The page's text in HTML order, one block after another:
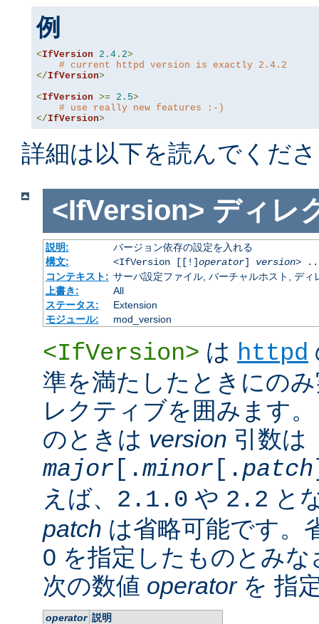
例
<IfVersion 2.4 . 2>
# current httpd version is exactly 2.4.2
</IfVersion>
<IfVersion >= 2.5>
# use really new features :-)
</IfVersion>
詳細は以下を読んでくだ
<IfVersion> ディレ
説明:
バージョン依存の設定を入れる
構文:
<IfVersion [[!]operator] version>
コンテキスト: サーバ設定ファイル, バーチャルホスト, ディ
上書き:
All
ステータス:
Extension
モジュール:
mod_version
<IfVersion> は httpd
準を満たしたときにの
レクティブを囲みます
のときは version 引数は
major [.minor [. patch
えば、 2.1.0 や 2.2 と
patch は省略可能です。
0 を指定したものとみ
次の数値 operatorを 指
operator 説明